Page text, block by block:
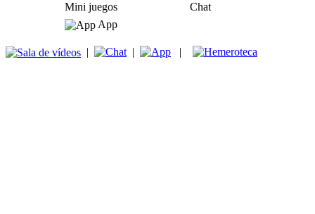
Mini juegos
Chat
App
| | |